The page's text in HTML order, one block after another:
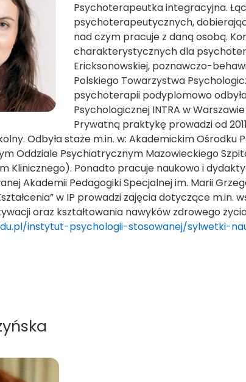
Psychoterapeutka integracyjna.
psychoterapeutycznych,
nad czym pracuje z daną osobą.
charakterystycznych dla
Ericksonowskiej, poznawczo-
Polskiego Towarzystwa
psychoterapii podyplomowo
Psychologicznej INTRA w
Prywatną praktykę prowadzi od
Odbyła staże m.in. w: Akademickim Ośrodku
Oddziale Psychiatrycznym Mazowieckiego
Klinicznego). Ponadto pracuje naukowo i
Akademii Pedagogiki Specjalnej im. Marii
w IP prowadzi zajęcia dotyczące m.in.
oraz kształtowania nawyków zdrowego
instytut-psychologii-stosowanej/sylwetki-